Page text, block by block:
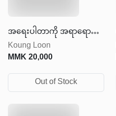
အရေးပါတာကို အရာရောက်
အောင်လုပ်ပါ
Koung Loon
MMK20,000
Out of Stock